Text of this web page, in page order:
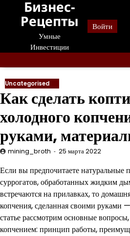
Перейти
содержанию
Бизнес-
Рецепты
Умные
Инвестиции
Войти
Uncategorised
Как сделать
холодного
руками,
mining_broth 25 марта 2022
Если вы предпочитаете натуральные
суррогатов, обработанных жидким
встречаются на прилавках, то
копчения, сделанная своими руками
статье рассмотрим основные
копчением: принцип работы,